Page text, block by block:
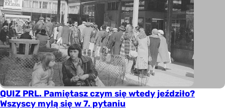
QUIZ PRL. Pamiętasz czym się wtedy jeździło?
Wszyscy mylą się w 7. pytaniu